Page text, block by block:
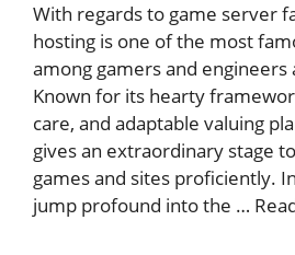
With regards to game server
hosting is one of the most
among gamers and
Known for its hearty
care, and adaptable valuing
gives an extraordinary stage
games and sites proficiently.
jump profound into the …